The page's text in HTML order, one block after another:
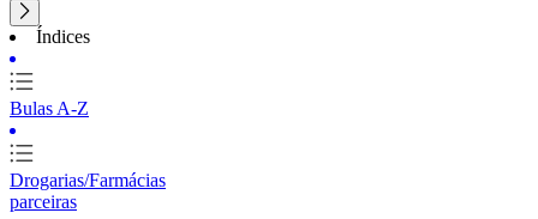
Índices
Bulas A-Z
Drogarias/Farmácias
parceiras